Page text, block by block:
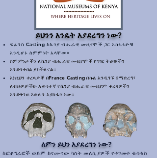
ይህንን እንዴት እያደረግን ነው?
ፍራንስ Casting ከኬንያ ብሔራዊ ሙዚየሞች ጋር አከፋፋዮቹ
እንዲሆኑ ስምምነት አላቸው።
ስምምነታችን ለኬንያ ብሔራዊ ሙዚየሞች የግዢ ትዕዛዞችን
እንድንቀበል ያስችለናል።
እነዚህን ቀረጻዎች በFrance Casting በኩል እንዲገኙ በማድረግ፣
ለብዙዎቻችሁ እውነተኛ የኬንያ ብሔራዊ ሙዚየም ቀረጻዎችን
እንድትገዙ እድሉን እያሰፋን ነው።
ለምን ይህን እያደረግን ነው?
ከፎቶግራፎች ወይም ከናሙናው ካስት መለኪያዎች የተገመተ ቁሳቁስ